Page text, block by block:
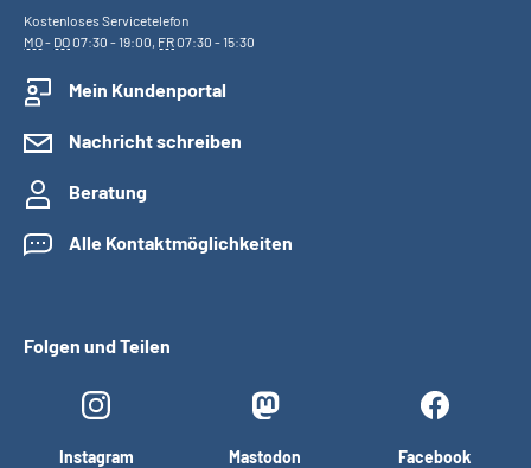
Kostenloses Servicetelefon
MO- DO07:30 - 19:00, FR07:30 - 15:30
Mein Kundenportal
Nachricht schreiben
Beratung
Alle Kontaktmöglichkeiten
Folgen und Teilen
Instagram Mastodon Facebook